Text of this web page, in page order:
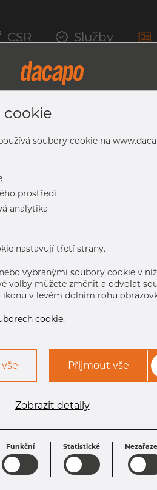
CSR Služby
& Dai, 1.4404,
broušený, DIN 11850/EN 10357
cookie
soubory cookie na
prostředí
analytika
nastavují třetí strany.
vybranými soubory cookie v
volby můžete změnit a odvolat
v levém dolním rohu
cookie.
Přijmout vše
Zobrazit detaily
Funkční Statistické